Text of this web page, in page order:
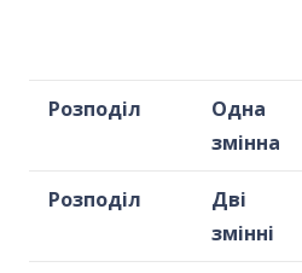
Розподіл
Одна
змінна
Розподіл
Дві
змінні